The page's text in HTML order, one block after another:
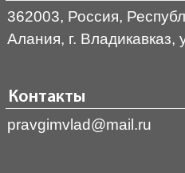
362003, Россия,
Алания, г.
Контакты
pravgimvlad@mail.ru